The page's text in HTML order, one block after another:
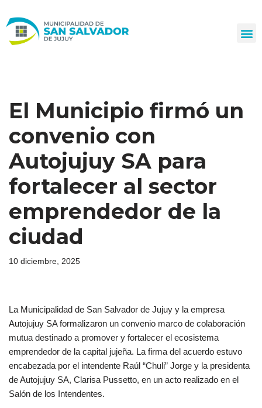
al
El Municipio firmó un
convenio con
Autojujuy SA para
fortalecer al sector
emprendedor de la
ciudad
10 diciembre, 2025
La Municipalidad de San Salvador de Jujuy y la empresa
Autojujuy SA formalizaron un convenio marco de colaboración
mutua destinado a promover y fortalecer el ecosistema
emprendedor de la capital jujeña. La firma del acuerdo estuvo
encabezada por el intendente Raúl “Chuli” Jorge y la presidenta
de Autojujuy SA, Clarisa Pussetto, en un acto realizado en el
Salón de los Intendentes.